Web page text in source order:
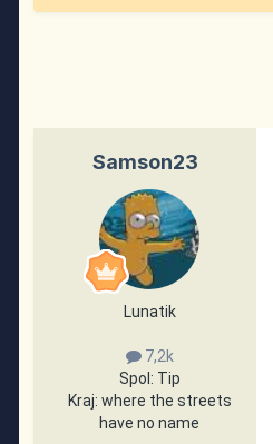
Samson23
Lunatik
7,2k
Spol: Tip
Kraj: where the streets
have no name